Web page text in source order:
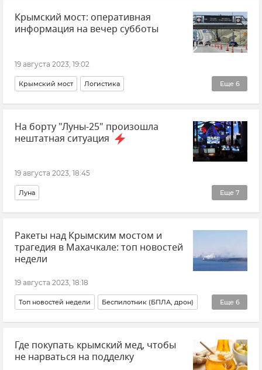
Крымский мост: оперативная
информация на вечер субботы
19 августа 2023, 19:02
Еще 6
Крымский мост Логистика
Ситуация на дорогах Крыма Транспорт Керчь
Тамань Крым Краснодарский край
На борту "Луны-25" произошла
нештатная ситуация
19 августа 2023, 18:45
Еще 7
Луна
Первая в истории современной России миссия на Луну
Роскосмос Наука и технологии Россия
космос
Ракеты над Крымским мостом и
трагедия в Махачкале: топ новостей
недели
19 августа 2023, 18:18
Еще 6
Топ новостей недели Беспилотник (БПЛА, дрон)
ПВО Сергей Аксенов
Взрыв и пожар на АЗС в Махачкале
Контрнаступление ВСУ Старый Крым
Где покупать крымский мед, чтобы
не нарваться на подделку